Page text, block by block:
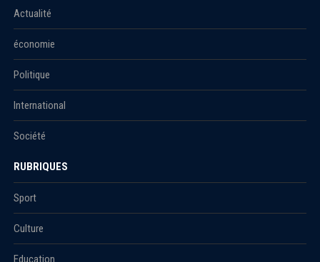
Actualité
économie
Politique
International
Société
RUBRIQUES
Sport
Culture
Education